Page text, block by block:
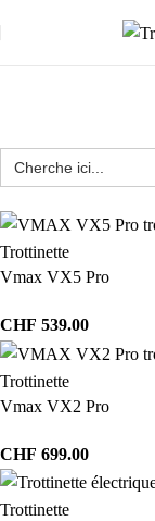
Trottinette
Vmax VX5 Pro
CHF 539.00
Trottinette
Vmax VX2 Pro
CHF 699.00
Trottinette